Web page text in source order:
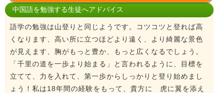
中国語を勉強する生徒へアドバイス
語学の勉強は山登りと同じようです。コツコツと登れば高
くなります、高い所に立つほどより遠く、より綺麗な景色
が見えます、胸がもっと豊か、もっと広くなるでしょう。
「千里の道を一歩より始まる」と言われるように、目標を
立てて、力を入れて、第一歩からしっかりと登り始めまし
ょう！私は18年間の経験をもって、貴方に 虎に翼を添え